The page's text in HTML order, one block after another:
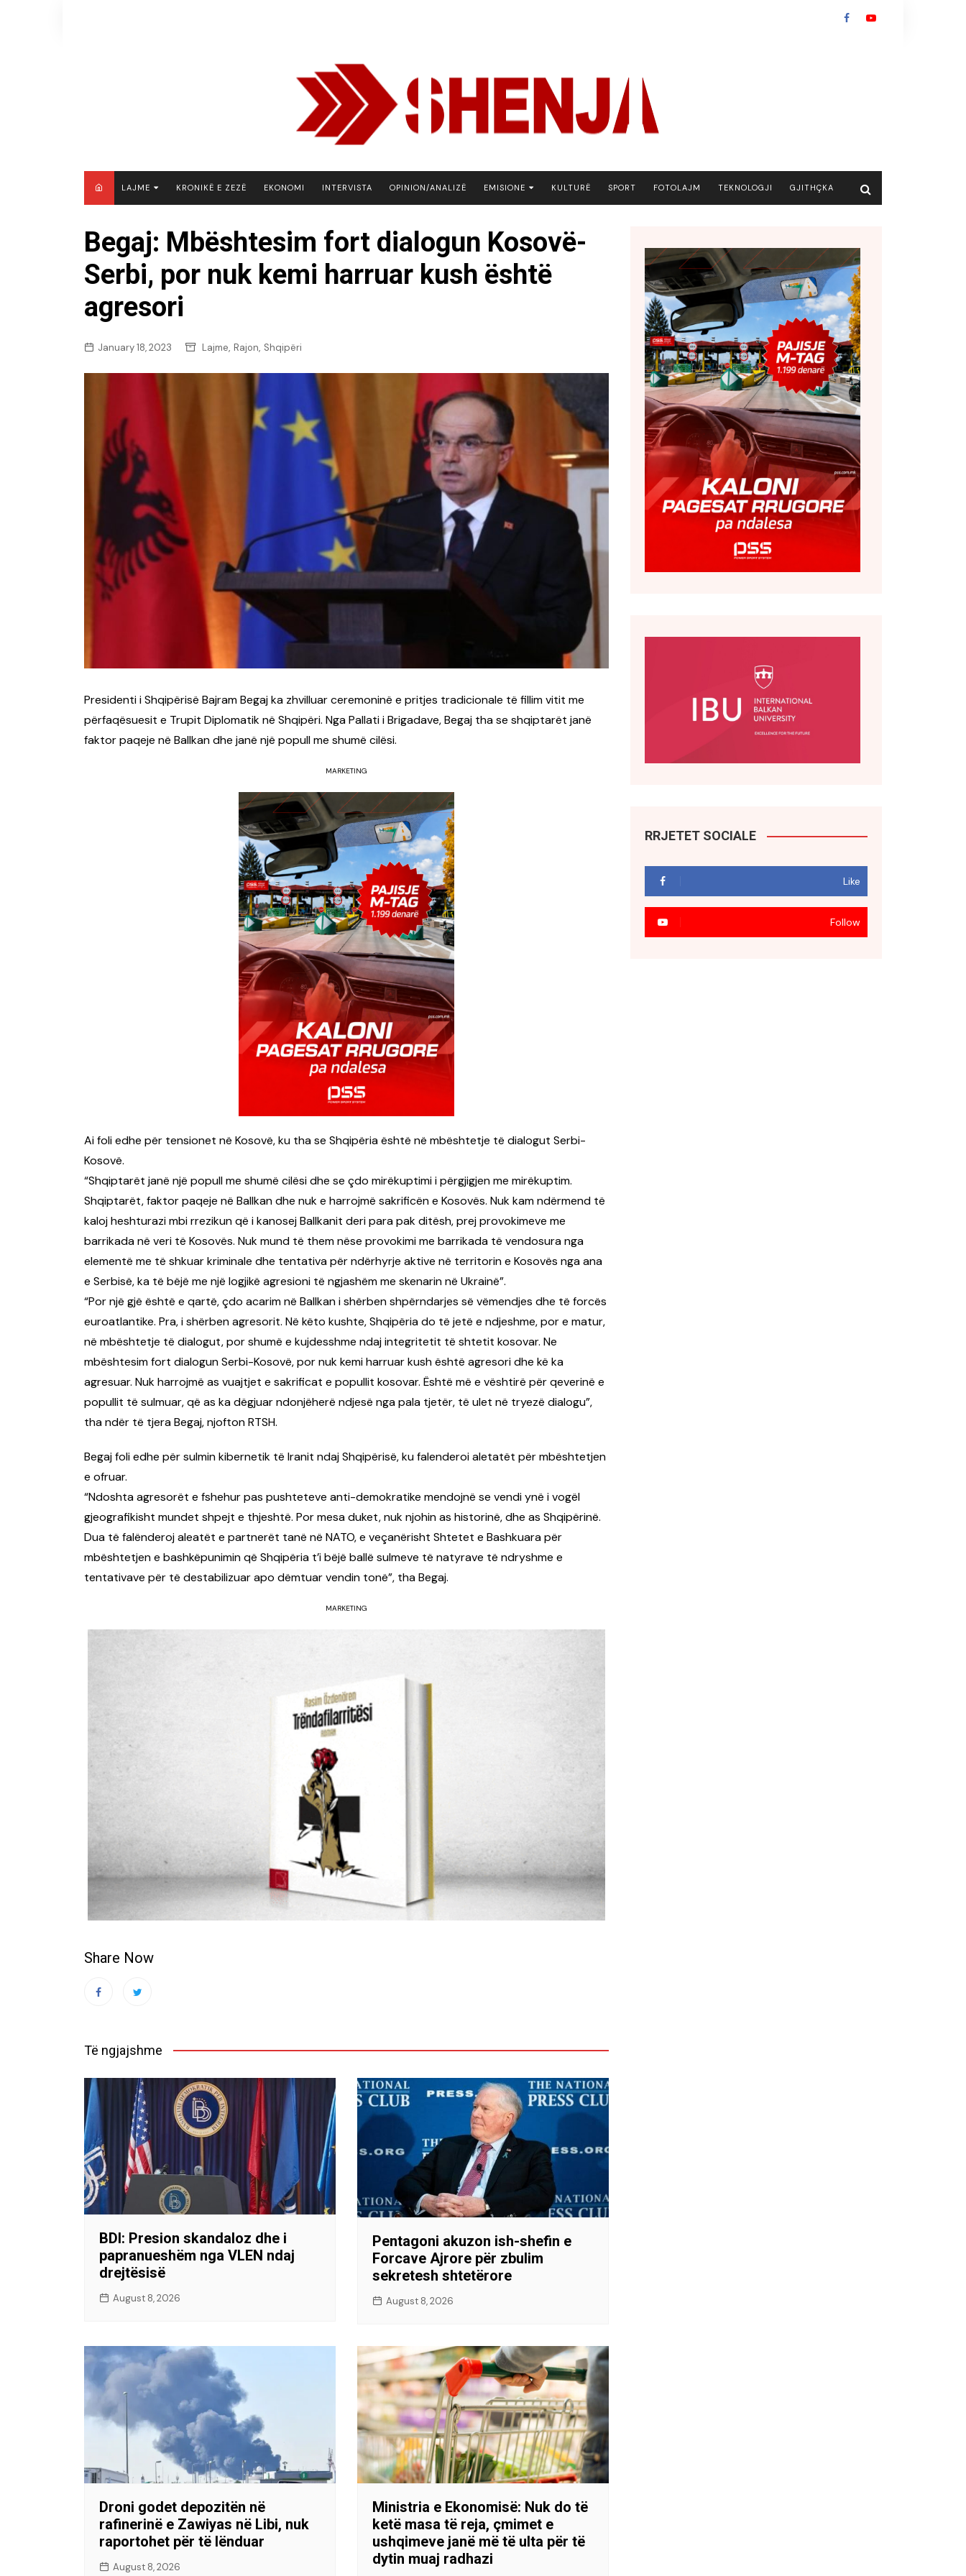
LAJME
KOSOVË
SHQIPËRI
RAJON
BOTË
KRONIKË E ZEZË EKONOMI INTERVISTA OPINION/ANALIZË EMISIONE
BOTA NE FOKUS
EKONOMIKS
INTERVISTA EMISION
KONAKU
KU E KISHIM FJALEN
LIGJERATE FETARE
PARADITE ME NE
PIKËPAMJE
RECETA E DITES
KULTURË SPORT FOTOLAJM TEKNOLOGJI GJITHÇKA
Begaj: Mbështesim fort dialogun Kosovë-
Serbi, por nuk kemi harruar kush është
agresori
January 18, 2023 Lajme, Rajon, Shqipëri
Presidenti i Shqipërisë Bajram Begaj ka zhvilluar ceremoninë e pritjes tradicionale të fillim vitit me
përfaqësuesit e Trupit Diplomatik në Shqipëri. Nga Pallati i Brigadave, Begaj tha se shqiptarët janë
faktor paqeje në Ballkan dhe janë një popull me shumë cilësi.
MARKETING
Ai foli edhe për tensionet në Kosovë, ku tha se Shqipëria është në mbështetje të dialogut Serbi-
Kosovë.
“Shqiptarët janë një popull me shumë cilësi dhe se çdo mirëkuptimi i përgjigjen me mirëkuptim.
Shqiptarët, faktor paqeje në Ballkan dhe nuk e harrojmë sakrificën e Kosovës. Nuk kam ndërmend të
kaloj heshturazi mbi rrezikun që i kanosej Ballkanit deri para pak ditësh, prej provokimeve me
barrikada në veri të Kosovës. Nuk mund të them nëse provokimi me barrikada të vendosura nga
elementë me të shkuar kriminale dhe tentativa për ndërhyrje aktive në territorin e Kosovës nga ana
e Serbisë, ka të bëjë me një logjikë agresioni të ngjashëm me skenarin në Ukrainë”.
“Por një gjë është e qartë, çdo acarim në Ballkan i shërben shpërndarjes së vëmendjes dhe të forcës
euroatlantike. Pra, i shërben agresorit. Në këto kushte, Shqipëria do të jetë e ndjeshme, por e matur,
në mbështetje të dialogut, por shumë e kujdesshme ndaj integritetit të shtetit kosovar. Ne
mbështesim fort dialogun Serbi-Kosovë, por nuk kemi harruar kush është agresori dhe kë ka
agresuar. Nuk harrojmë as vuajtjet e sakrificat e popullit kosovar. Është më e vështirë për qeverinë e
popullit të sulmuar, që as ka dëgjuar ndonjëherë ndjesë nga pala tjetër, të ulet në tryezë dialogu”,
tha ndër të tjera Begaj, njofton RTSH.
Begaj foli edhe për sulmin kibernetik të Iranit ndaj Shqipërisë, ku falenderoi aletatët për mbështetjen
e ofruar.
“Ndoshta agresorët e fshehur pas pushteteve anti-demokratike mendojnë se vendi ynë i vogël
gjeografikisht mundet shpejt e thjeshtë. Por mesa duket, nuk njohin as historinë, dhe as Shqipërinë.
Dua të falënderoj aleatët e partnerët tanë në NATO, e veçanërisht Shtetet e Bashkuara për
mbështetjen e bashkëpunimin që Shqipëria t’i bëjë ballë sulmeve të natyrave të ndryshme e
tentativave për të destabilizuar apo dëmtuar vendin tonë”, tha Begaj.
MARKETING
Share Now
Të ngjajshme
BDI: Presion skandaloz dhe i
papranueshëm nga VLEN ndaj
drejtësisë
August 8, 2026
Pentagoni akuzon ish-shefin e
Forcave Ajrore për zbulim
sekretesh shtetërore
August 8, 2026
Droni godet depozitën në
rafinerinë e Zawiyas në Libi, nuk
raportohet për të lënduar
August 8, 2026
Ministria e Ekonomisë: Nuk do të
ketë masa të reja, çmimet e
ushqimeve janë më të ulta për të
dytin muaj radhazi
RRJETET SOCIALE
Like
Follow